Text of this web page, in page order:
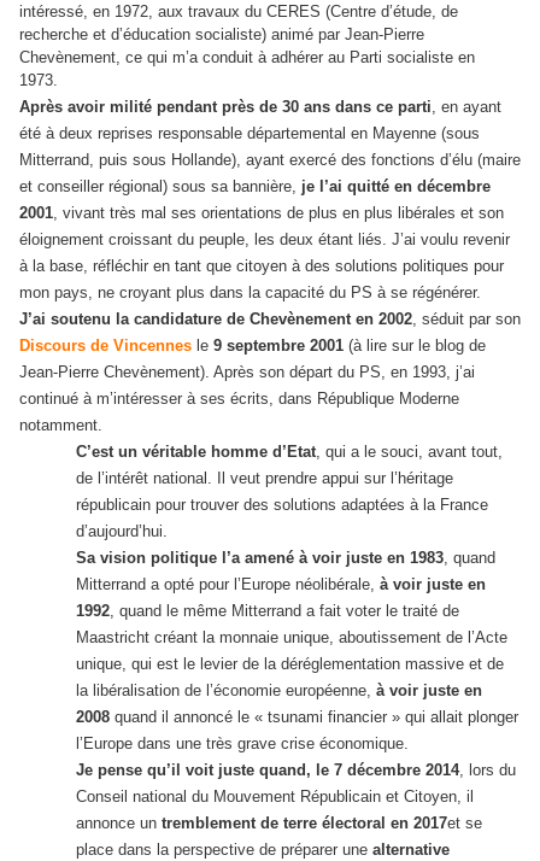
intéressé, en 1972, aux travaux du CERES (Centre d’étude, de
recherche et d’éducation socialiste) animé par Jean-Pierre
Chevènement, ce qui m’a conduit à adhérer au Parti socialiste en
1973.
Après avoir milité pendant près de 30 ans dans ce parti, en ayant
été à deux reprises responsable départemental en Mayenne (sous
Mitterrand, puis sous Hollande), ayant exercé des fonctions d’élu (maire
et conseiller régional) sous sa bannière, je l’ai quitté en décembre
2001, vivant très mal ses orientations de plus en plus libérales et son
éloignement croissant du peuple, les deux étant liés. J’ai voulu revenir
à la base, réfléchir en tant que citoyen à des solutions politiques pour
mon pays, ne croyant plus dans la capacité du PS à se régénérer.
J’ai soutenu la candidature de Chevènement en 2002, séduit par son
Discours de Vincennes le 9 septembre 2001 (à lire sur le blog de
Jean-Pierre Chevènement). Après son départ du PS, en 1993, j’ai
continué à m’intéresser à ses écrits, dans République Moderne
notamment.
C’est un véritable homme d’Etat, qui a le souci, avant tout,
de l’intérêt national. Il veut prendre appui sur l’héritage
républicain pour trouver des solutions adaptées à la France
d’aujourd’hui.
Sa vision politique l’a amené à voir juste en 1983, quand
Mitterrand a opté pour l’Europe néolibérale, à voir juste en
1992, quand le même Mitterrand a fait voter le traité de
Maastricht créant la monnaie unique, aboutissement de l’Acte
unique, qui est le levier de la déréglementation massive et de
la libéralisation de l’économie européenne, à voir juste en
2008 quand il annoncé le « tsunami financier » qui allait plonger
l’Europe dans une très grave crise économique.
Je pense qu’il voit juste quand, le 7 décembre 2014, lors du
Conseil national du Mouvement Républicain et Citoyen, il
annonce un tremblement de terre électoral en 2017et se
place dans la perspective de préparer une alternative